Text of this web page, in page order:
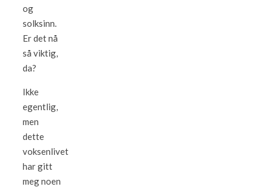
og
solksinn.
Er det nå
så viktig,
da?
Ikke
egentlig,
men
dette
voksenlivet
har gitt
meg noen